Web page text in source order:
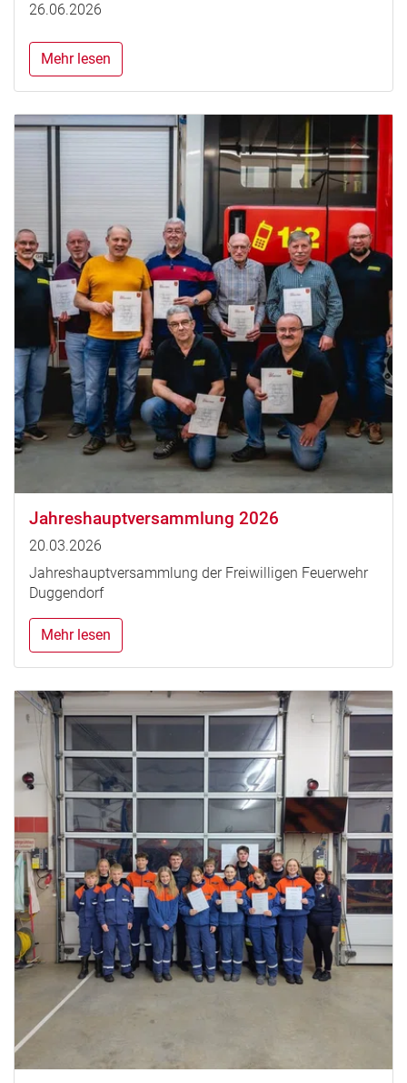
26.06.2026
Mehr lesen
Jahreshauptversammlung 2026
20.03.2026
Jahreshauptversammlung der Freiwilligen Feuerwehr
Duggendorf
Mehr lesen